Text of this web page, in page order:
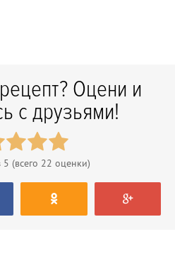
Оцени и
с друзьями!
5 (всего 22 оценки)